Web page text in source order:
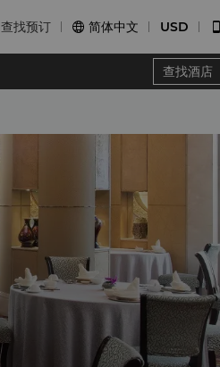
查找预订  简体中文 USD 
查找酒店